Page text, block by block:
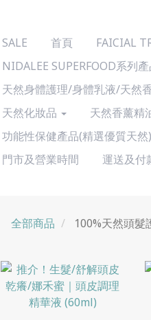
SALE 首頁 FAICIAL
NIDALEE SUPERFOOD系列
天然身體護理/身體乳液/天然
天然化妝品
天然香薰精
功能性保健產品(精選優質天然)
門市及營業時間
運送及付
全部商品 100%天然頭髮